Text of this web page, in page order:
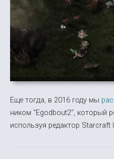
Еще тогда, в 2016 году мы
ником “Egodbout2”, который
используя редактор Starcraft